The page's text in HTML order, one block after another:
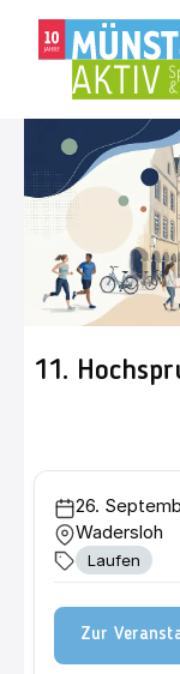
11.
26.
Wadersloh
Laufen
Zur